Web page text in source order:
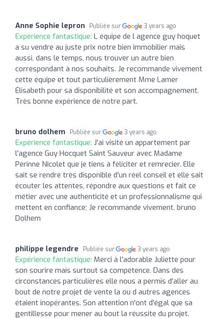
Anne Sophie lepron Publiée sur 3 years ago
Expérience fantastique: L équipe de l agence guy hoquet
a su vendre au juste prix notre bien immobilier mais
aussi, dans le temps, nous trouver un autre bien
correspondant à nos souhaits. Je recommande vivement
cette équipe et tout particulièrement Mme Lamer
Élisabeth pour sa disponibilité et son accompagnement.
Très bonne expérience de notre part.
bruno dolhem Publiée sur 3 years ago
Expérience fantastique: J'ai visité un appartement par
l'agence Guy Hocquet Saint Sauveur avec Madame
Perinne Nicolet que je tiens à féliciter et remrecier. Elle
sait se rendre très disponible d'un réel conseil et elle sait
écouter les attentes, répondre aux questions et fait ce
métier avec une authenticité et un professionnalisme qui
mettent en confiance; Je recommande vivement. bruno
Dolhem
philippe legendre Publiée sur 3 years ago
Expérience fantastique: Merci à l'adorable Juliette pour
son sourire mais surtout sa compétence. Dans des
circonstances particulières elle nous a permis d'aller au
bout de notre projet de vente la ou d autres agences
étaient inopérantes. Son attention n'ont d'égal que sa
gentillesse pour mener au bout la réussite du projet.